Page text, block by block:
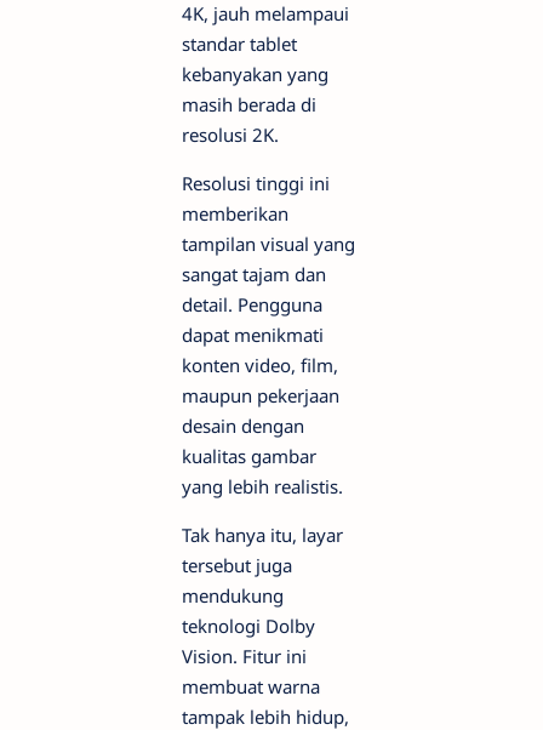
4K, jauh melampaui
standar tablet
kebanyakan yang
masih berada di
resolusi 2K.
Resolusi tinggi ini
memberikan
tampilan visual yang
sangat tajam dan
detail. Pengguna
dapat menikmati
konten video, film,
maupun pekerjaan
desain dengan
kualitas gambar
yang lebih realistis.
Tak hanya itu, layar
tersebut juga
mendukung
teknologi Dolby
Vision. Fitur ini
membuat warna
tampak lebih hidup,